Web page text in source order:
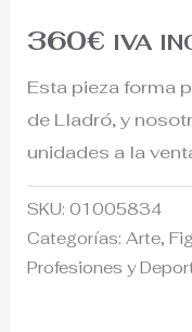
360€ IVA
Esta pieza forma
de Lladró, y
unidades a la
SKU:01005834
Categorías:Arte,
Profesiones y